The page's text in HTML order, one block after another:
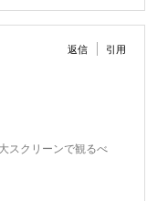
返信 引用
スクリーンで観るべ